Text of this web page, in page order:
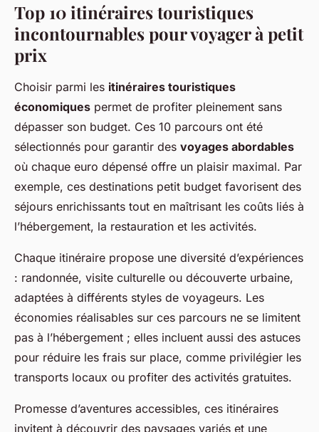
Top 10 itinéraires touristiques
incontournables pour voyager à petit
prix
Choisir parmi les itinéraires touristiques
économiques permet de profiter pleinement sans
dépasser son budget. Ces 10 parcours ont été
sélectionnés pour garantir des voyages abordables
où chaque euro dépensé offre un plaisir maximal. Par
exemple, ces destinations petit budget favorisent des
séjours enrichissants tout en maîtrisant les coûts liés à
l’hébergement, la restauration et les activités.
Chaque itinéraire propose une diversité d’expériences
: randonnée, visite culturelle ou découverte urbaine,
adaptées à différents styles de voyageurs. Les
économies réalisables sur ces parcours ne se limitent
pas à l’hébergement ; elles incluent aussi des astuces
pour réduire les frais sur place, comme privilégier les
transports locaux ou profiter des activités gratuites.
Promesse d’aventures accessibles, ces itinéraires
invitent à découvrir des paysages variés et une